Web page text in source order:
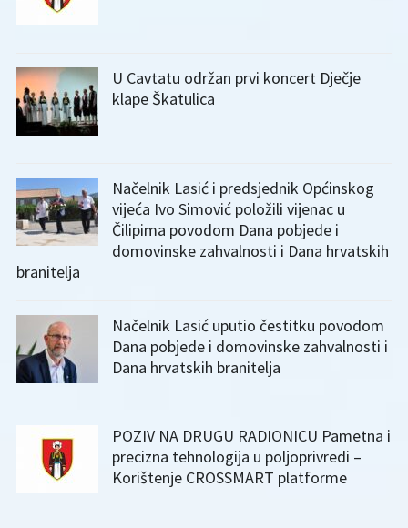
U Cavtatu održan prvi koncert Dječje
klape Škatulica
Načelnik Lasić i predsjednik Općinskog
vijeća Ivo Simović položili vijenac u
Čilipima povodom Dana pobjede i
domovinske zahvalnosti i Dana hrvatskih
branitelja
Načelnik Lasić uputio čestitku povodom
Dana pobjede i domovinske zahvalnosti i
Dana hrvatskih branitelja
POZIV NA DRUGU RADIONICU Pametna i
precizna tehnologija u poljoprivredi –
Korištenje CROSSMART platforme